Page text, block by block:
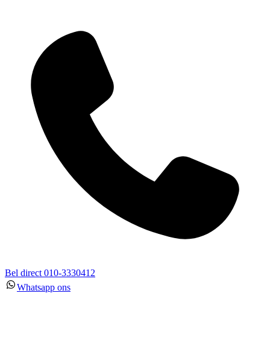
Bel direct 010-3330412
Whatsapp ons